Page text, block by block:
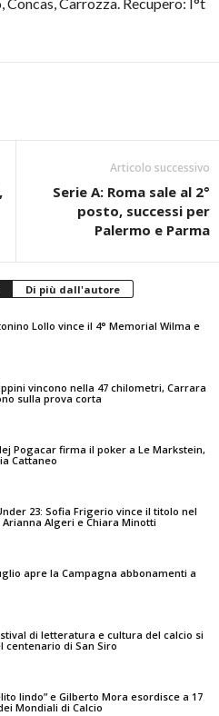
Carrozza. Recupero: I°t
Articolo successivo
Serie A: Roma sale al 2°
posto, successi per
Palermo e Parma
Di più dall'autore
Lollo vince il 4° Memorial Wilma e
vincono nella 47 chilometri, Carrara
sulla prova corta
Pogacar firma il poker a Le Markstein,
Cattaneo
23: Sofia Frigerio vince il titolo nel
Algeri e Chiara Minotti
apre la Campagna abbonamenti a
di letteratura e cultura del calcio si
centenario di San Siro
lindo” e Gilberto Mora esordisce a 17
Mondiali di Calcio